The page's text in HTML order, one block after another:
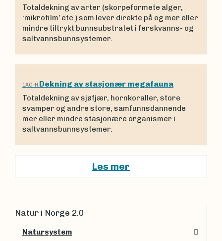
Totaldekning av arter (skorpeformete alger,
‘mikrofilm’ etc.) som lever direkte på og mer eller
mindre tiltrykt bunnsubstratet i ferskvanns- og
saltvannsbunnsystemer.
1AG-H Dekning av stasjonær megafauna
Totaldekning av sjøfjær, hornkoraller, store
svamper og andre store, samfunnsdannende
mer eller mindre stasjonære organismer i
saltvannsbunnsystemer.
Les mer
Natur i Norge 2.0
Natursystem